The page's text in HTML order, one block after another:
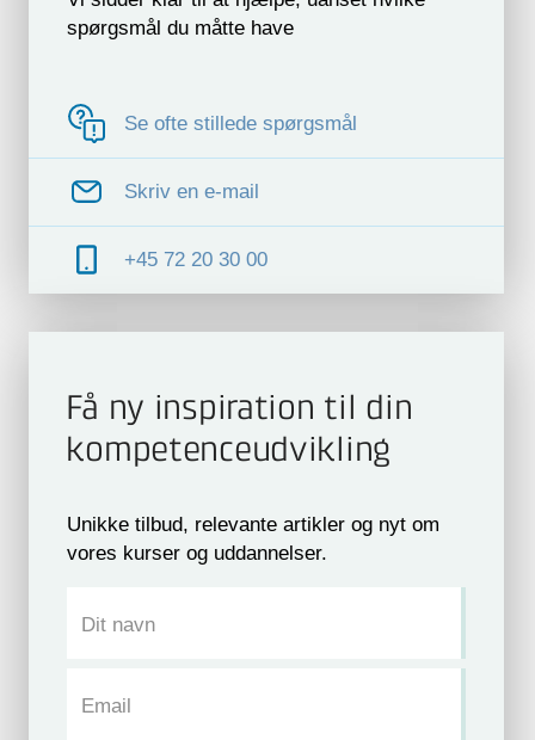
spørgsmål du måtte have
Se ofte stillede spørgsmål
Skriv en e-mail
+45 72 20 30 00
Få ny inspiration til din
kompetence­udvikling
Unikke tilbud, relevante artikler og nyt om
vores kurser og uddannelser.
Dit navn
Email